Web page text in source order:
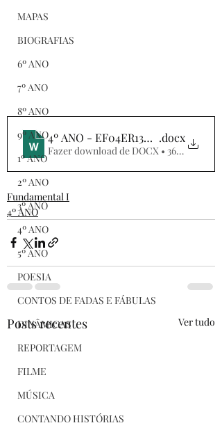
MAPAS
BIOGRAFIAS
6º ANO
7º ANO
8º ANO
9º ANO
1º ANO
2º ANO
3º ANO
4º ANO
5º ANO
POESIA
CONTOS DE FADAS E FÁBULAS
DINÂMICAS
REPORTAGEM
FILME
MÚSICA
CONTANDO HISTÓRIAS
4º ANO - EF04ER13MG -.docx
Fazer download de DOCX • 368KB
Fundamental I
4º ANO
Posts recentes Ver tudo